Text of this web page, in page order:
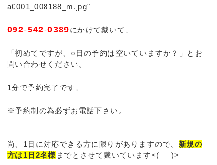
a0001_008188_m.jpg"
092-542-0389にかけて戴いて、
「初めてですが、○日の予約は空いていますか？」とお
問い合わせください。
1分で予約完了です。
※予約制の為必ずお電話下さい。
尚、1日に対応できる方に限りがありますので、 新規の
方は1日2名様 までとさせて戴いています<(_ _)>